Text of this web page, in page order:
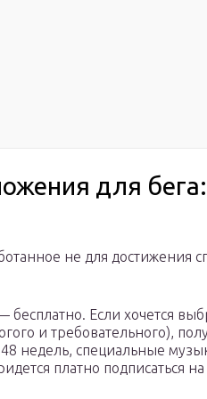
для бега:
не для достижения
Если хочется
и требовательного),
недель, специальные
платно подписаться